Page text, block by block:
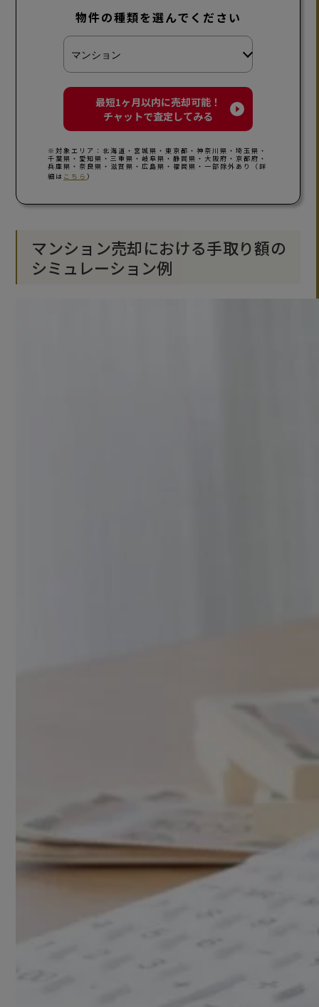
物件の種類を選んでください
最短1ヶ月以内に売却可能！
チャットで査定してみる
※対象エリア：北海道・宮城県・東京都・神奈川県・埼玉県・
千葉県・愛知県・三重県・岐阜県・静岡県・大阪府・京都府・
兵庫県・奈良県・滋賀県・広島県・福岡県・一部除外あり（詳
細は こちら）
マンション売却における手取り額の
シミュレーション例